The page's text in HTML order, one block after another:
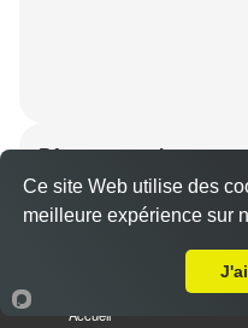
Pâtes au poulet
Dès9.90 €
Sauce fromage au choix
Accueil
Ce site Web utilise des
meilleure expérience sur